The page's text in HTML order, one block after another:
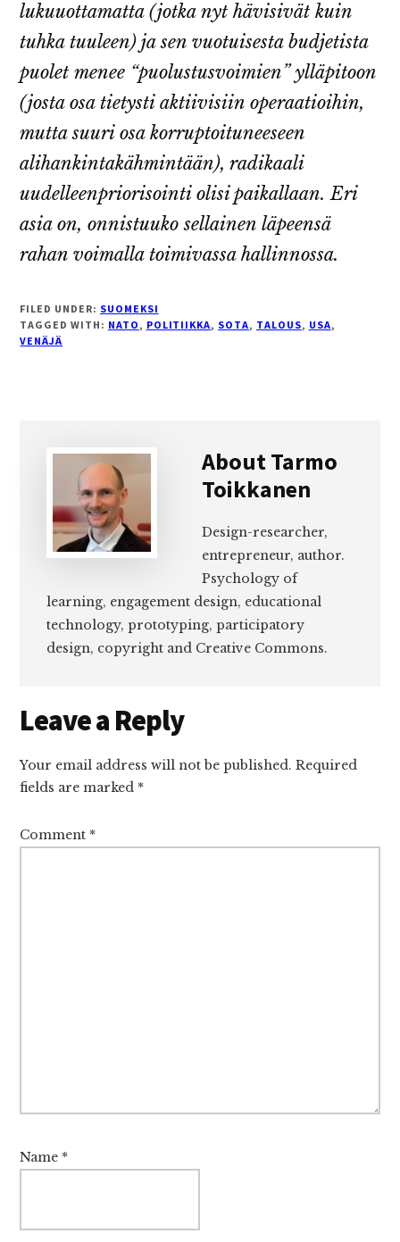
lukuuottamatta (jotka nyt hävisivät kuin
tuhka tuuleen) ja sen vuotuisesta budjetista
puolet menee “puolustusvoimien” ylläpitoon
(josta osa tietysti aktiivisiin operaatioihin,
mutta suuri osa korruptoituneeseen
alihankintakähmintään), radikaali
uudelleenpriorisointi olisi paikallaan. Eri
asia on, onnistuuko sellainen läpeensä
rahan voimalla toimivassa hallinnossa.
FILED UNDER: SUOMEKSI
TAGGED WITH: NATO, POLITIIKKA, SOTA, TALOUS, USA,
VENÄJÄ
AboutTarmo
Toikkanen
Design-researcher,
entrepreneur, author.
Psychology of
learning, engagement design, educational
technology, prototyping, participatory
design, copyright and Creative Commons.
Reader
Interactions
Leave a Reply
Your email address will not be published. Required
fields are marked *
Comment *
Name *